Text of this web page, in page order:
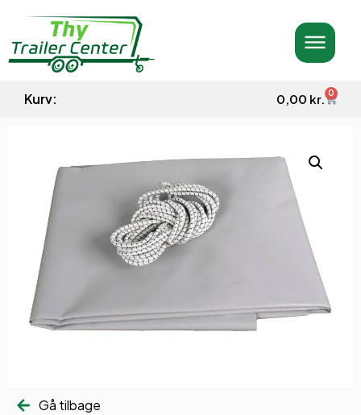
Kurv: 0,00 kr. 0
Gå tilbage